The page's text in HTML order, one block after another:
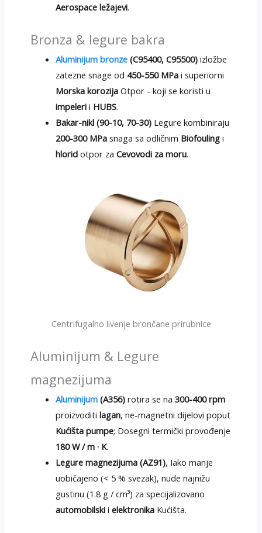
Aerospace ležajevi.
Bronza & legure bakra
Aluminijum bronze (C95400, C95500) izložbe
zatezne snage od 450-550 MPa i superiorni
Morska korozija Otpor - koji se koristi u
impeleri i HUBS.
Bakar-nikl (90-10, 70-30) Legure kombiniraju
200-300 MPa snaga sa odličnim Biofouling i
hlorid otpor zaCevovodi za moru.
Centrifugalno livenje brončane prirubnice
Aluminijum & Legure
magnezijuma
Aluminijum (A356) rotira se na300-400 rpm
proizvoditilagan, ne-magnetni dijelovi poput
Kućišta pumpe; Dosegni termički provođenje
180 W / m · K.
Legure magnezijuma (AZ91), Iako manje
uobičajeno (< 5 % svezak), nude najnižu
gustinu (1.8 g / cm³) za specijalizovano
automobilski ielektronika Kućišta.